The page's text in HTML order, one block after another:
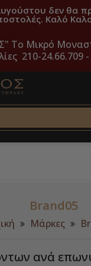
δεν θα
Καλό
Το Μικρό
210-24.66.709
Brand05
Μάρκες
ανά